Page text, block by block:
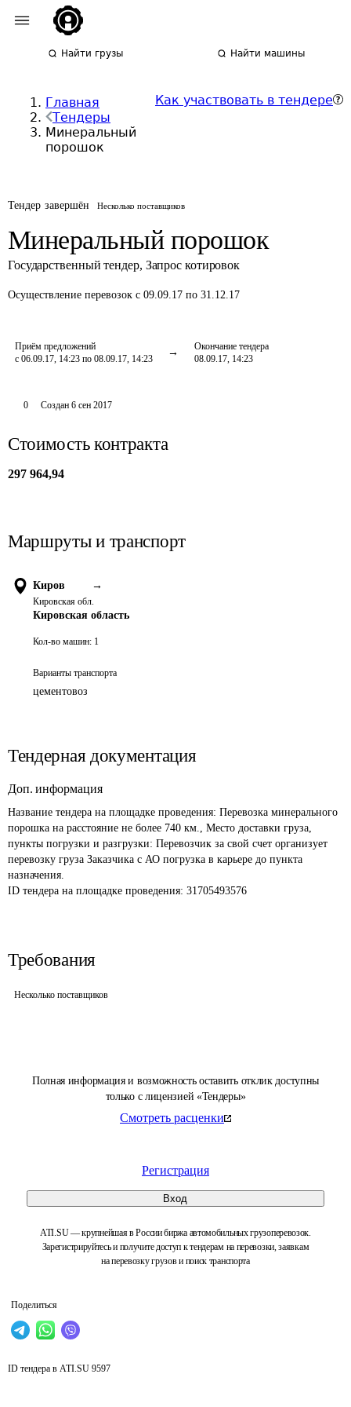
Найти грузы Найти машины
Главная
Тендеры
Минеральный
порошок
Как участвовать в тендере
Тендер завершён Несколько поставщиков
Минеральный порошок
Государственный тендер, Запрос котировок
Осуществление перевозок с 09.09.17 по 31.12.17
Приём предложений
с 06.09.17, 14:23 по 08.09.17, 14:23
Окончание тендера
08.09.17, 14:23
Полная информация и возможность оставить отклик доступны
только с лицензией «Тендеры»
Смотреть расценки
Регистрация
Вход
ATI.SU — крупнейшая в России биржа автомобильных грузоперевозок.
Зарегистрируйтесь и получите доступ к тендерам на перевозки, заявкам
на перевозку грузов и поиск транспорта
Поделиться
0 Создан 6 сен 2017
Стоимость контракта
297 964,94
Маршруты и транспорт
Киров →
Кировская обл.
Кировская область
Кол-во машин: 1
Варианты транспорта
цементовоз
Тендерная документация
Доп. информация
Название тендера на площадке проведения: Перевозка минерального
порошка на расстояние не более 740 км., Место доставки груза,
пункты погрузки и разгрузки: Перевозчик за свой счет организует
перевозку груза Заказчика с АО погрузка в карьере до пункта
назначения.
ID тендера на площадке проведения: 31705493576
Требования
Несколько поставщиков
ID тендера в ATI.SU 9597